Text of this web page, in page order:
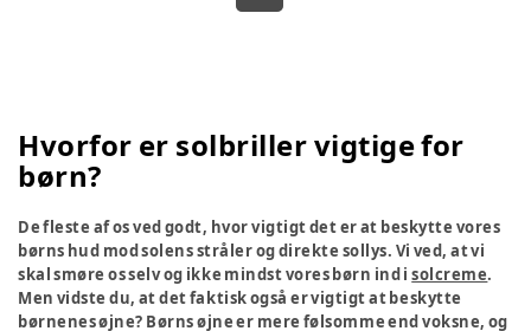
Hvorfor er solbriller vigtige for
børn?
De fleste af os ved godt, hvor vigtigt det er at beskytte vores
børns hud mod solens stråler og direkte sollys. Vi ved, at vi
skal smøre os selv og ikke mindst vores børn ind isolcreme.
Men vidste du, at det faktisk også er vigtigt at beskytte
børnenes øjne? Børns øjne er mere følsomme end voksne, og